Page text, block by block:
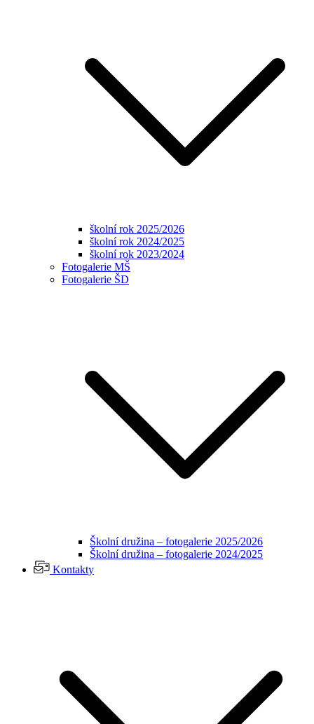
školní rok 2025/2026
školní rok 2024/2025
školní rok 2023/2024
Fotogalerie MŠ
Fotogalerie ŠD
Školní družina – fotogalerie 2025/2026
Školní družina – fotogalerie 2024/2025
Kontakty